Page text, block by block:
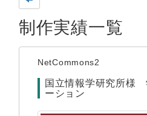
制作実績一覧
NetCommons2
国立情報学研究所様
ーション